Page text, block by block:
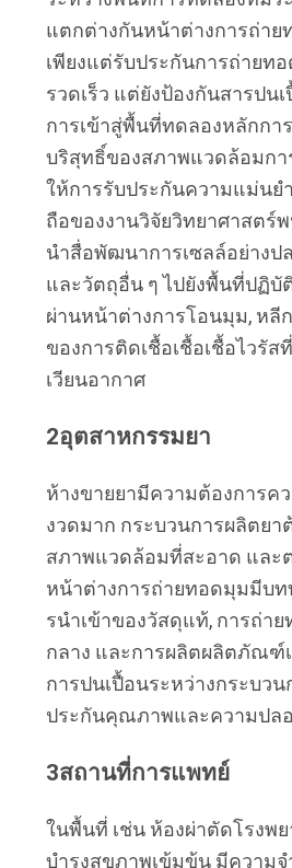
แตกต่างกันหน้าต่างการถ่าย
เพียงแต่รับประกันการถ่ายท
รวดเร็ว แต่ยังป้องกันสารปน
การเข้าสู่พื้นที่ทดลองหลักกา
บริสุทธิ์ของสภาพแวดล้อมกา
ให้การรับประกันความแม่นยํ
ถือของงานวิจัยวิทยาศาสตร์
นําสื่อพัฒนาการเซลล์อย่างป
และวัตถุอื่น ๆ ไปยังพื้นที่ปฏิบั
ผ่านหน้าต่างการโอนมุม, หลีก
ของการติดเชื้อเชื้อเชื้อไวรัส
เวียนอากาศ
2อุตสาหกรรมยา
ห้างขายยามีความต้องการค
งวดมาก กระบวนการผลิตยา
สภาพแวดล้อมที่สะอาด และ
หน้าต่างการถ่ายทอดมุมมีบ
รนําเข้าของวัสดุแท้, การถ่
กลาง และการผลิตผลิตภัณฑ์
การปนเปื้อนระหว่างกระบว
ประกันคุณภาพและความปล
3สถานที่การแพทย์
ในพื้นที่ เช่น ห้องผ่าตัดโรงพ
บํารุงสุขภาพเข้มข้น มีความจํ